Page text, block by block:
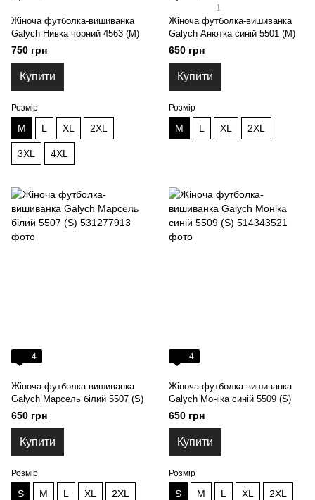
Жіноча футболка-вишиванка
Galych Нивка чорний 4563 (M)
750 грн
Купити
Розмір
M L XL 2XL
3XL 4XL
1
Жіноча футболка-вишиванка
Galych Анютка синій 5501 (M)
650 грн
Купити
Розмір
M L XL 2XL
4
Жіноча футболка-вишиванка
Galych Марсель білий 5507 (S)
650 грн
Купити
Розмір
S M L XL 2XL
4
Жіноча футболка-вишиванка
Galych Моніка синій 5509 (S)
650 грн
Купити
Розмір
S M L XL 2XL